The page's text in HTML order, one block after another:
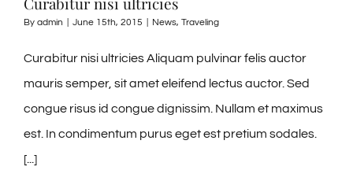
By admin June 15th, 2015 News, Traveling
Curabitur nisi ultricies Aliquam pulvinar felis auctor
mauris semper, sit amet eleifend lectus auctor. Sed
congue risus id congue dignissim. Nullam et maximus
est. In condimentum purus eget est pretium sodales.
[...]